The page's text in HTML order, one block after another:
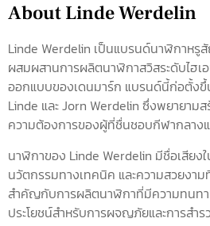
About Linde Werdelin
Linde Werdelin เป็นแบรนด์นาฬิกาห
ผสมผสานการผลิตนาฬิกาสวิสระดับไฮ
ออกแบบของเดนมาร์ก แบรนด์นี้ก่อตั้งขึ้
Linde และ Jorn Werdelin ซึ่งพยายาม
ความต้องการของผู้ที่ชื่นชอบกีฬากลาง
นาฬิกาของ Linde Werdelin มีชื่อเสียง
นวัตกรรมทางเทคนิค และความสวยงา
สำคัญกับการผลิตนาฬิกาที่มีความทนท
ประโยชน์สำหรับการผจญภัยและการสำร